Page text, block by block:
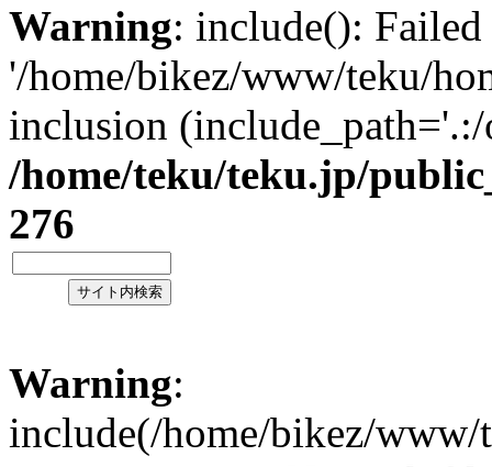
Warning: include():
'/home/bikez/www/teku/
inclusion
/home/teku/teku.jp/
276
Warning:
include(/home/bikez/